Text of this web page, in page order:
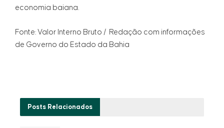
economia baiana.
Fonte: Valor Interno Bruto / Redação com informações
de Governo do Estado da Bahia
Posts Relacionados